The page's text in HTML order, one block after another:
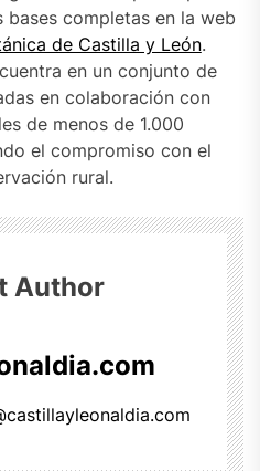
bases completas en la web
de Castilla y León.
en un conjunto de
en colaboración con
de menos de 1.000
el compromiso con el
rural.
Author